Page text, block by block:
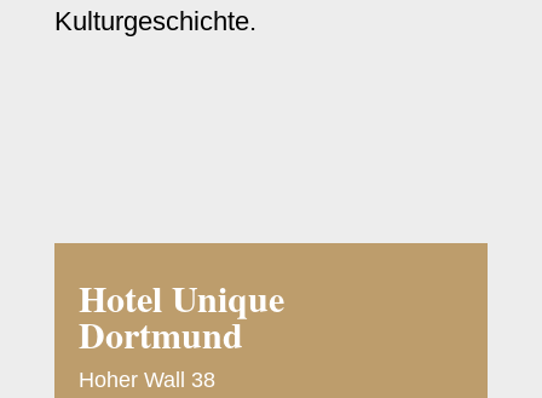
Kulturgeschichte.
Hotel Unique
Dortmund
Hoher Wall 38